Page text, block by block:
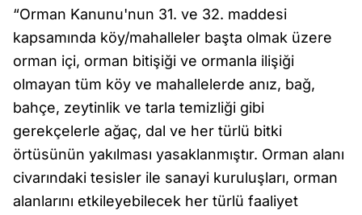
“Orman Kanunu'nun 31. ve 32. maddesi
kapsamında köy/mahalleler başta olmak üzere
orman içi, orman bitişiği ve ormanla ilişiği
olmayan tüm köy ve mahallelerde anız, bağ,
bahçe, zeytinlik ve tarla temizliği gibi
gerekçelerle ağaç, dal ve her türlü bitki
örtüsünün yakılması yasaklanmıştır. Orman alanı
civarındaki tesisler ile sanayi kuruluşları, orman
alanlarını etkileyebilecek her türlü faaliyet